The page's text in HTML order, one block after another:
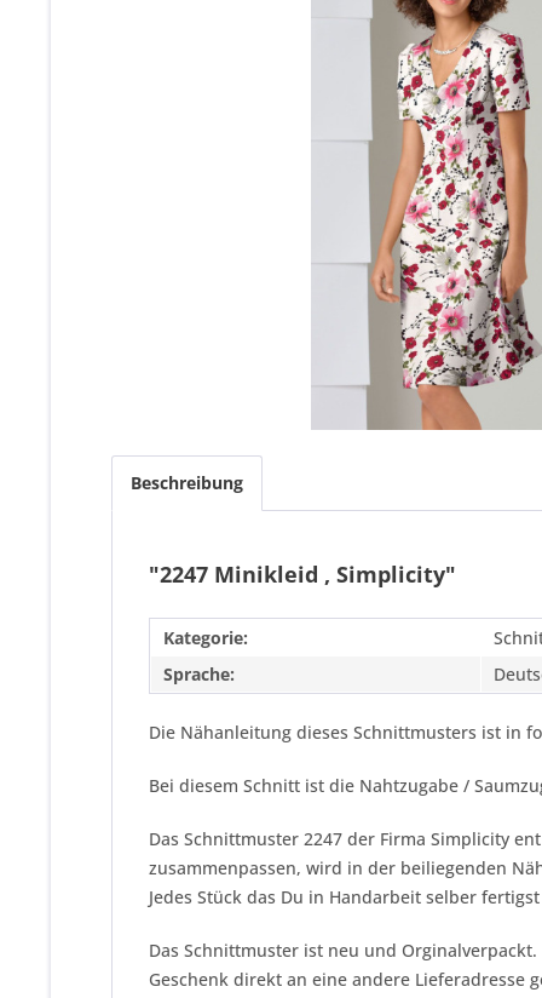
Beschreibung
"2247 Minikleid , Simplicity"
Kategorie:
Sprache:
Die Nähanleitung dieses Schnittmusters ist in
Bei diesem Schnitt ist die Nahtzugabe /
Das Schnittmuster 2247 der Firma Simplicity
zusammenpassen, wird in der beiliegenden
Jedes Stück das Du in Handarbeit selber
Das Schnittmuster ist neu und
Geschenk direkt an eine andere Lieferadresse